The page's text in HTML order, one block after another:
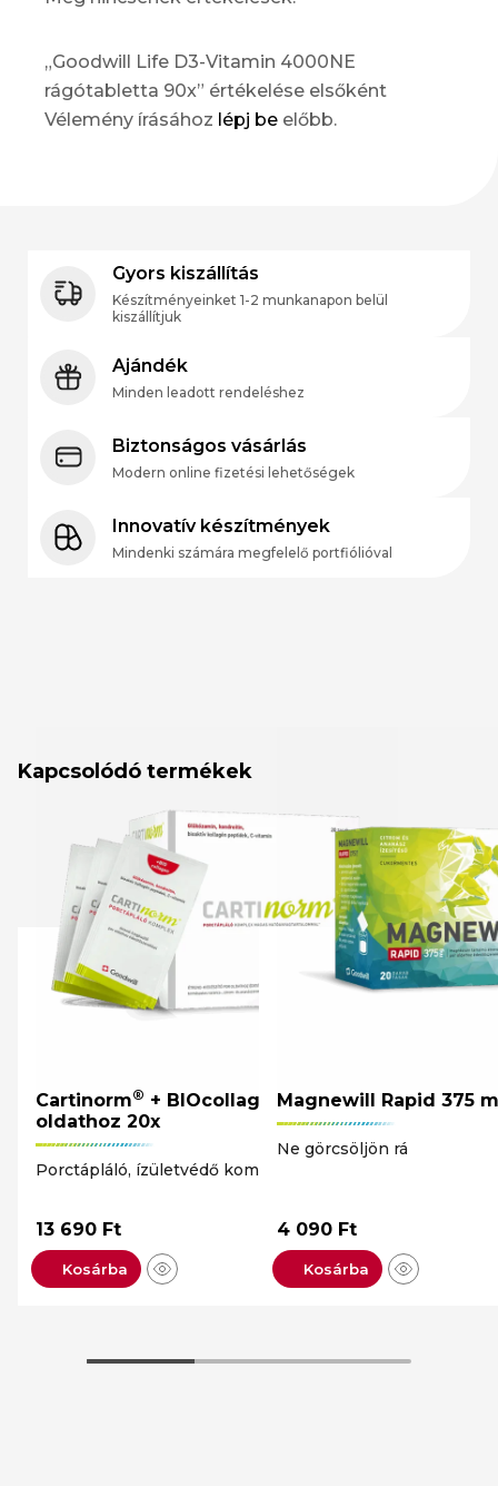
„Goodwill Life D3-Vitamin 4000NE
rágótabletta 90x” értékelése elsőként
Vélemény írásához lépj be előbb.
Gyors kiszállítás
Készítményeinket 1-2 munkanapon belül
kiszállítjuk
Ajándék
Minden leadott rendeléshez
Biztonságos vásárlás
Modern online fizetési lehetőségek
Innovatív készítmények
Mindenki számára megfelelő portfiólióval
Kapcsolódó termékek
Cartinorm® + BIOcollagen por
oldathoz 20x
Porctápláló, ízületvédő komplex
13 690 Ft
Kosárba
Magnewill Rapid 375
Ne görcsöljön rá
4 090 Ft
Kosárba